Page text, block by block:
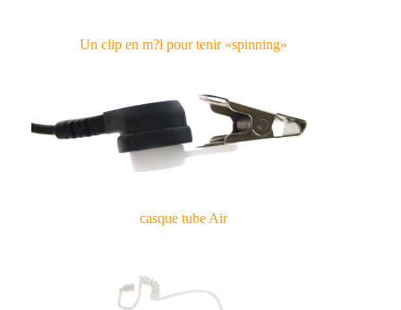
Un clip en m?l pour tenir «spinning»
casque tube Air